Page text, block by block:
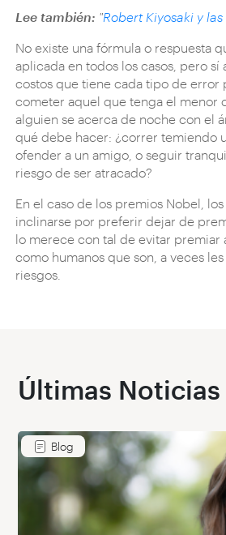
Lee también: "Robert Kiyosaki y
No existe una fórmula o respuesta
aplicada en todos los casos, pero sí
costos que tiene cada tipo de error
cometer aquel que tenga el menor
alguien se acerca de noche con el
qué debe hacer: ¿correr temiendo
ofender a un amigo, o seguir
riesgo de ser atracado?
En el caso de los premios Nobel,
inclinarse por preferir dejar de
lo merece con tal de evitar premiar
como humanos que son, a veces
riesgos.
Últimas Noticias
Blog